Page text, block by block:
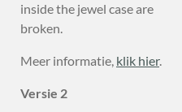
inside the jewel case are
broken.
Meer informatie, klik hier.
Versie 2